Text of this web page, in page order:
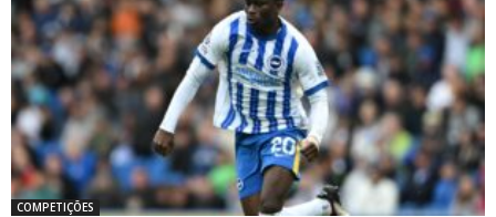
COMPETIÇÕES